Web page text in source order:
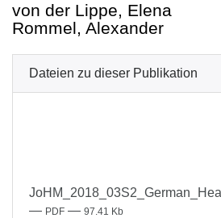
von der Lippe, Elena
Rommel, Alexander
Dateien zu dieser Publikation
— PDF — 97.41 Kb